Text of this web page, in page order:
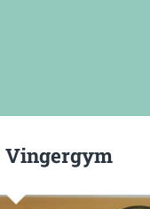
Vingergym